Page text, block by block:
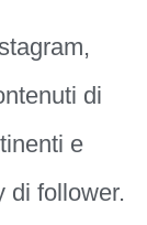
di
e
di follower.